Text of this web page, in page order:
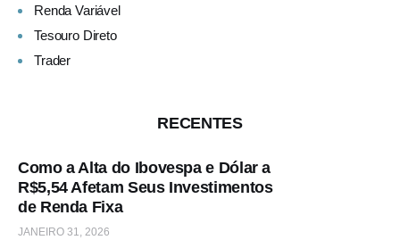
Renda Variável
Tesouro Direto
Trader
RECENTES
Como a Alta do Ibovespa e Dólar a
R$5,54 Afetam Seus Investimentos
de Renda Fixa
JANEIRO 31, 2026